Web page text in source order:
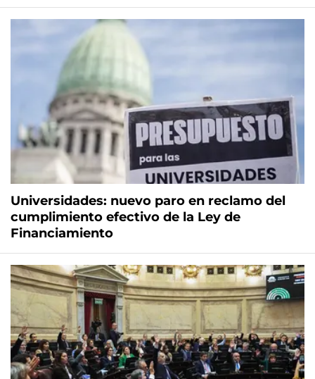
Universidades: nuevo paro en reclamo del
cumplimiento efectivo de la Ley de
Financiamiento